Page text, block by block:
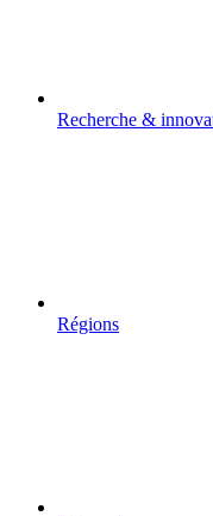
Recherche &
Régions